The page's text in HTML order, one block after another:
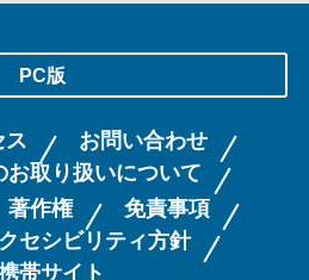
PC版
ス
お問い合わせ
お取り扱いについて
著作権
免責事項
セシビリティ方針
帯サイト